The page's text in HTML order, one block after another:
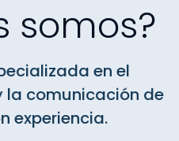
somos?
en el
la comunicación de
experiencia.